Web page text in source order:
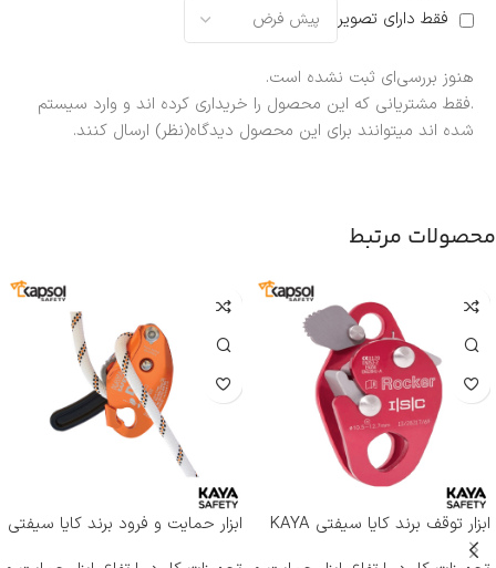
فقط دارای تصویر
هنوز بررسی‌ای ثبت نشده است.
.فقط مشتریانی که این محصول را خریداری کرده اند و وارد سیستم
شده اند میتوانند برای این محصول دیدگاه(نظر) ارسال کنند.
محصولات مرتبط
ابزار توقف برند کایا سیفتی KAYA
SAFETY مدل RP-500 ROCKER
ابزار حمایت و فرود برند کایا سیفتی